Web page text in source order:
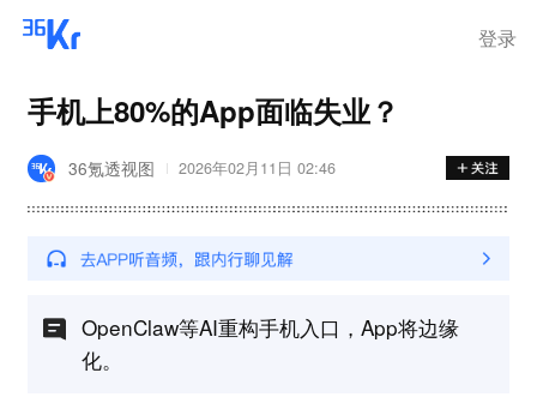
登录
手机上80%的App面临失业？
36氪透视图 2026年02月11日 02:46
OpenClaw等AI重构手机入口，App将边缘
化。